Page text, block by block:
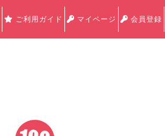
ご利用ガイド マイページ 会員登録